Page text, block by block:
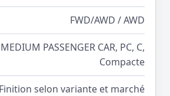
FWD/AWD / AWD
PASSENGER CAR, PC, C,
Compacte
Finition selon variante et marché